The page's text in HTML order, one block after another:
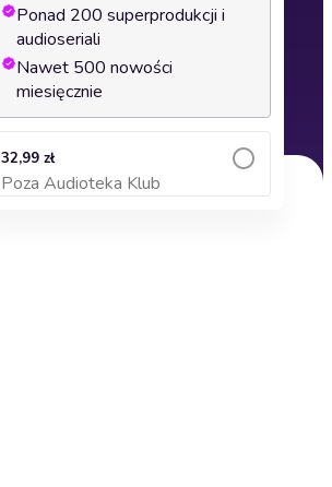
Ponad 200 superprodukcji i
audioseriali
Nawet 500 nowości
miesięcznie
32,99 zł
Poza Audioteka Klub
Dodaj do koszyka